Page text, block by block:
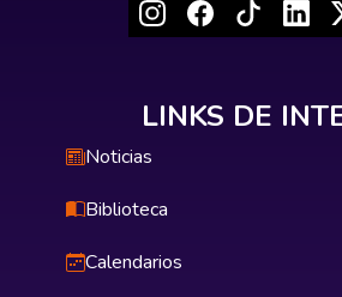
LINKS DE
Noticias
Biblioteca
Calendarios